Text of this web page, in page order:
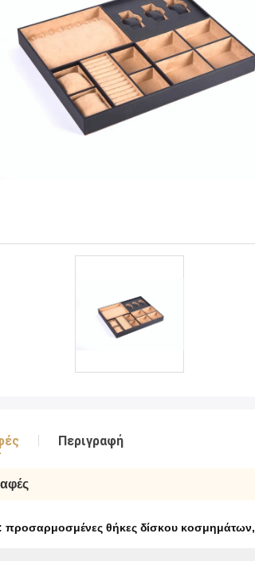
Περιγραφή
προσαρμοσμένες θήκες δίσκου κοσμημάτων,